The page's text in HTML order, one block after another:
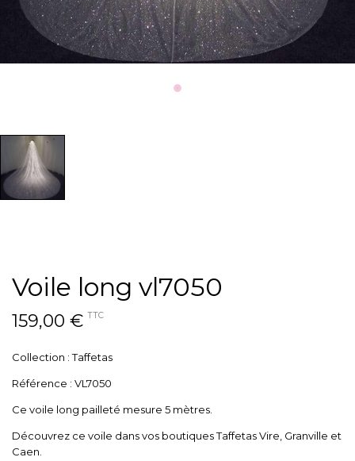
Voile long vl7050
159,00 € TTC
Collection : Taffetas
Référence : VL7050
Ce voile long pailleté mesure 5 mètres.
Découvrez ce voile dans vos boutiques Taffetas Vire, Granville et
Caen.